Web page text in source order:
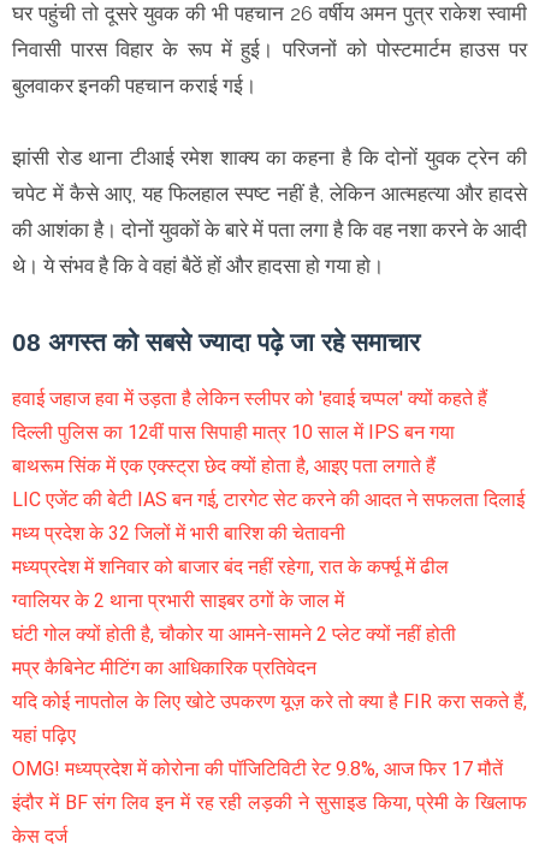
घर पहुंची तो दूसरे युवक की भी पहचान 26 वर्षीय अमन पुत्र राकेश स्वामी
निवासी पारस विहार के रूप में हुई। परिजनों को पोस्टमार्टम हाउस पर
बुलवाकर इनकी पहचान कराई गई।
झांसी राेड थाना टीआई रमेश शाक्य का कहना है कि दाेनाें युवक ट्रेन की
चपेट में कैसे आए, यह फिलहाल स्पष्ट नहीं है, लेकिन आत्महत्या और हादसे
की आशंका है। दोनों युवकाें के बारे में पता लगा है कि वह नशा करने के आदी
थे। ये संभव है कि वे वहां बैठें हाें और हादसा हाे गया हाे।
08 अगस्त को सबसे ज्यादा पढ़े जा रहे समाचार
हवाई जहाज हवा में उड़ता है लेकिन स्लीपर को 'हवाई चप्पल' क्यों कहते हैं
दिल्ली पुलिस का 12वीं पास सिपाही मात्र 10 साल में IPS बन गया
बाथरूम सिंक में एक एक्स्ट्रा छेद क्यों होता है, आइए पता लगाते हैं
LIC एजेंट की बेटी IAS बन गई, टारगेट सेट करने की आदत ने सफलता दिलाई
मध्य प्रदेश के 32 जिलों में भारी बारिश की चेतावनी
मध्यप्रदेश में शनिवार को बाजार बंद नहीं रहेगा, रात के कर्फ्यू में ढील
ग्वालियर के 2 थाना प्रभारी साइबर ठगों के जाल में
घंटी गोल क्यों होती है, चौकोर या आमने-सामने 2 प्लेट क्यों नहीं होती
मप्र कैबिनेट मीटिंग का आधिकारिक प्रतिवेदन
यदि कोई नापतोल के लिए खोटे उपकरण यूज़ करे तो क्या है FIR करा सकते हैं,
यहां पढ़िए
OMG! मध्यप्रदेश में कोरोना की पॉजिटिविटी रेट 9.8%, आज फिर 17 मौतें
इंदौर में BF संग लिव इन में रह रही लड़की ने सुसाइड किया, प्रेमी के खिलाफ
केस दर्ज